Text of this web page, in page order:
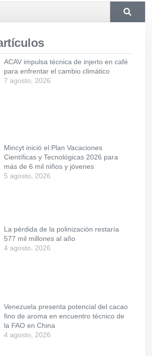
ACAV impulsa técnica de injerto en café
para enfrentar el cambio climático
7 agosto, 2026
Mincyt inició el Plan Vacaciones
Científicas y Tecnológicas 2026 para
más de 6 mil niños y jóvenes
5 agosto, 2026
La pérdida de la polinización restaría
577 mil millones al año
4 agosto, 2026
Venezuela presenta potencial del cacao
fino de aroma en encuentro técnico de
la FAO en China
4 agosto, 2026